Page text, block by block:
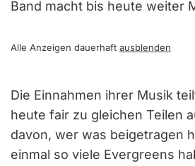
Band macht bis heute weiter
Alle Anzeigen dauerhaft ausblenden
Die Einnahmen ihrer Musik
heute fair zu gleichen Teilen
davon, wer was beigetragen
einmal so viele Evergreens